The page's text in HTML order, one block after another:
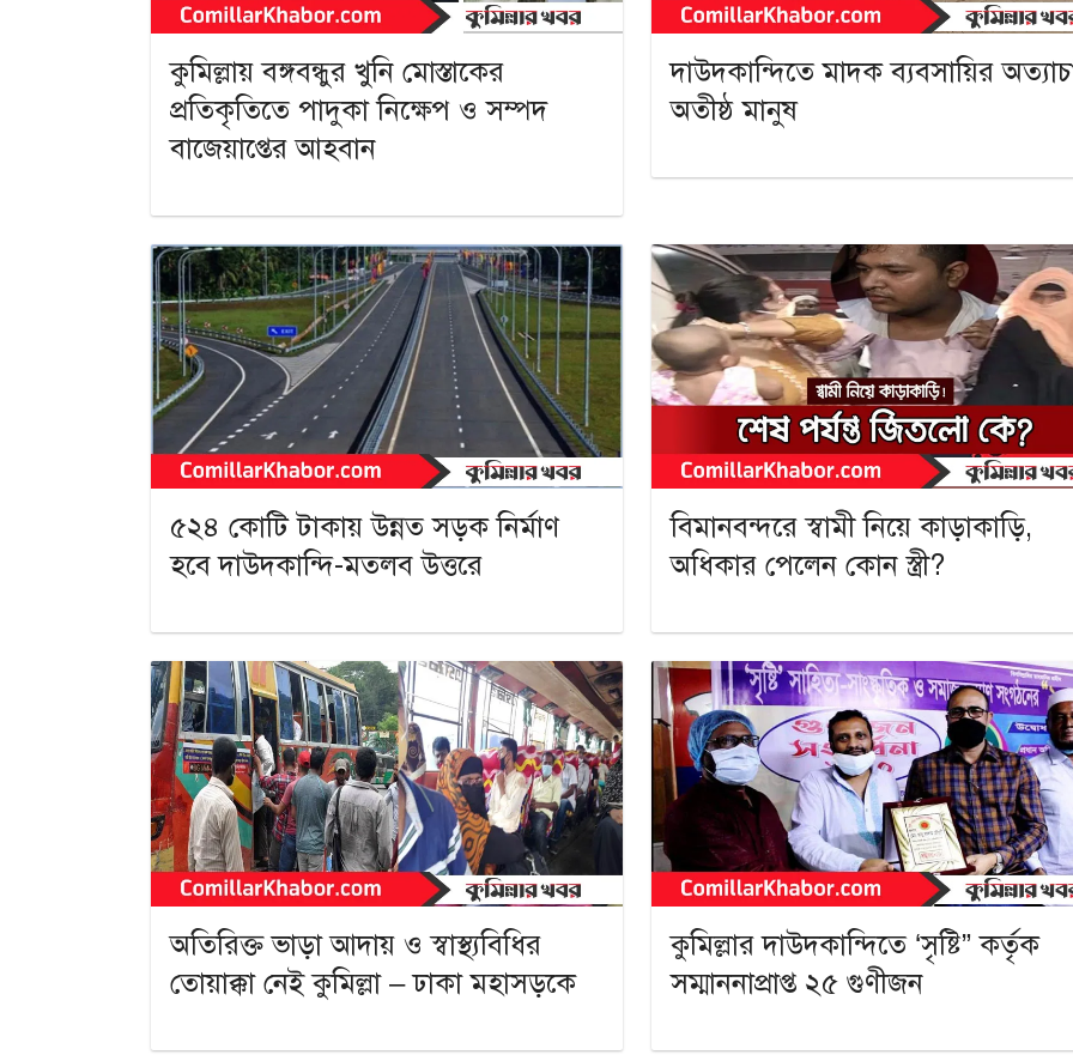
কুমিল্লায় বঙ্গবন্ধুর খুনি মোস্তাকের
প্রতিকৃতিতে পাদুকা নিক্ষেপ ও সম্পদ
বাজেয়াপ্তের আহবান
দাউদকান্দিতে মাদক ব্যবসায়ির
অতীষ্ঠ মানুষ
৫২৪ কোটি টাকায় উন্নত সড়ক নির্মাণ
হবে দাউদকান্দি-মতলব উত্তরে
বিমানবন্দরে স্বামী নিয়ে কাড়াকাড়ি,
অধিকার পেলেন কোন স্ত্রী?
অতিরিক্ত ভাড়া আদায় ও স্বাস্থ্যবিধির
তোয়াক্কা নেই কুমিল্লা – ঢাকা মহাসড়কে
কুমিল্লার দাউদকান্দিতে ‘সৃষ্টি” কর্তৃক
সম্মাননাপ্রাপ্ত ২৫ গুণীজন